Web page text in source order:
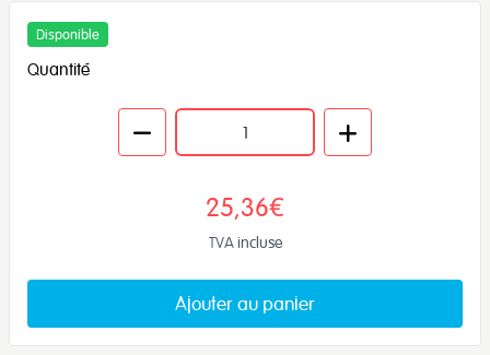
Disponible
Quantité
25,36€
TVA incluse
Ajouter au panier